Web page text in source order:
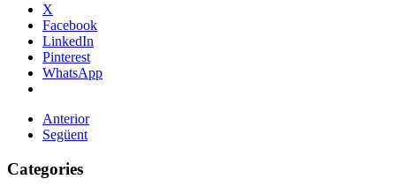
X
Facebook
LinkedIn
Pinterest
WhatsApp
Anterior
Següent
Categories